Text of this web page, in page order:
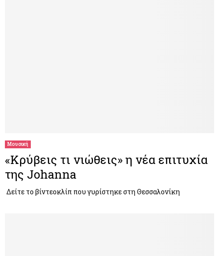
Μουσική
«Κρύβεις τι νιώθεις» η νέα επιτυχία
της Johanna
Δείτε το βίντεοκλίπ που γυρίστηκε στη Θεσσαλονίκη